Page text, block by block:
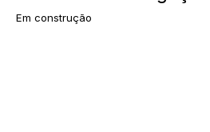
Em construção